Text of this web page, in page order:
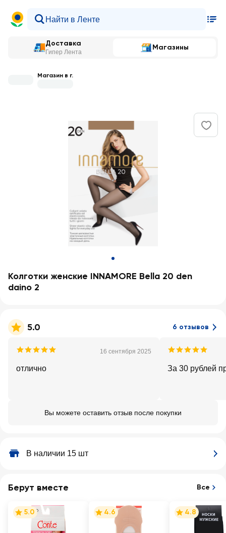
Доставка
Гипер Лента
Магазины
Магазин в г.
Колготки женские INNAMORE Bella 20 den
daino 2
5.0 6 отзывов
16 сентября 2025
отлично За 30 рублей
Вы можете оставить отзыв после покупки
В наличии 15 шт
Берут вместе Все
5.0 4.6 4.8